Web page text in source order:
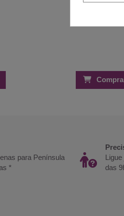
para Península
*
das